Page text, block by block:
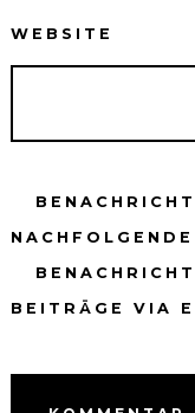
WEBSITE
BEITRÄGE VIA